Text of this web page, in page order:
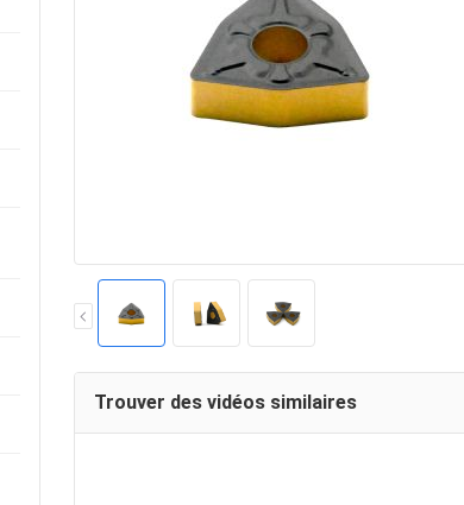
Trouver des vidéos similaires